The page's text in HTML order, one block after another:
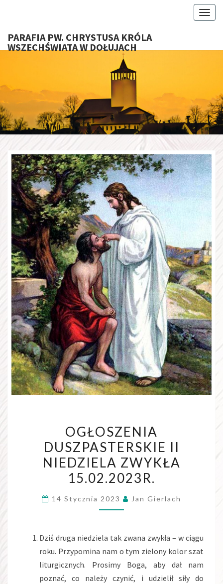
PARAFIA PW. CHRYSTUSA KRÓLA
WSZECHŚWIATA W DOŁUJACH
W
DUSZPASTERSKIE
NIEDZIELA
ZWYKŁA
OGŁOSZENIA
DUSZPASTERSKIE II
NIEDZIELA ZWYKŁA
15.02.2023R.
14 Stycznia 2023 Jan Gierlach
Dziś druga niedziela tak zwana zwykła – w ciągu
roku. Przypomina nam o tym zielony kolor szat
liturgicznych. Prosimy Boga, aby dał nam
poznać, co należy czynić, i udzielił siły do